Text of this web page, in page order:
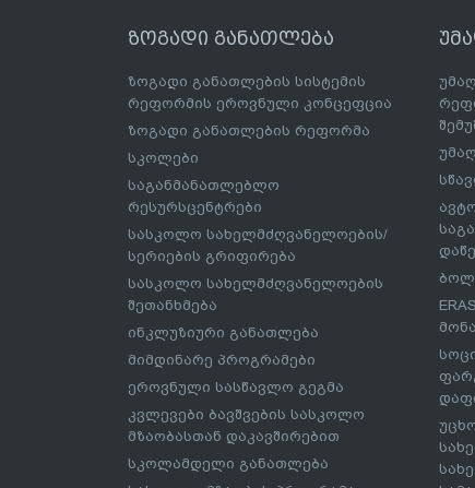
ზოგადი განათლება
ზოგადი განათლების სისტემის
რეფორმის ეროვნული კონცეფცია
ზოგადი განათლების რეფორმა
სკოლები
საგანმანათლებლო
რესურსცენტრები
სასკოლო სახელმძღვანელოების/
სერიების გრიფირება
სასკოლო სახელმძღვანელოების
შეთანხმება
ინკლუზიური განათლება
მიმდინარე პროგრამები
ეროვნული სასწავლო გეგმა
კვლევები ბავშვების სასკოლო
მზაობასთან დაკავშირებით
სკოლამდელი განათლება